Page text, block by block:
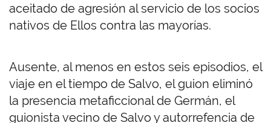
aceitado de agresión al servicio de los socios
nativos de Ellos contra las mayorías.
Ausente, al menos en estos seis episodios, el
viaje en el tiempo de Salvo, el guion eliminó
la presencia metaficcional de Germán, el
guionista vecino de Salvo y autorrefencia de